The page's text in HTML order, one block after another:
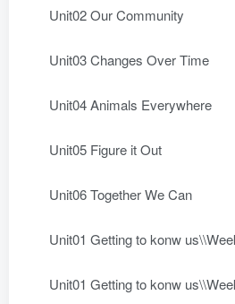
Unit02 Our Community
Unit03 Changes Over Time
Unit04 Animals Everywhere
Unit05 Figure it Out
Unit06 Together We Can
Unit01 Getting to konw
Unit01 Getting to konw